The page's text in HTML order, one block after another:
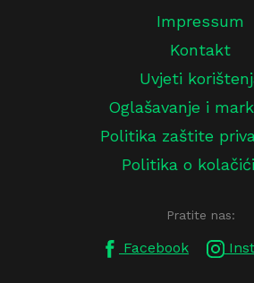
Impressum
Kontakt
Uvjeti
Oglašavanje i
Politika zaštite
Politika o
Pratite nas:
Facebook